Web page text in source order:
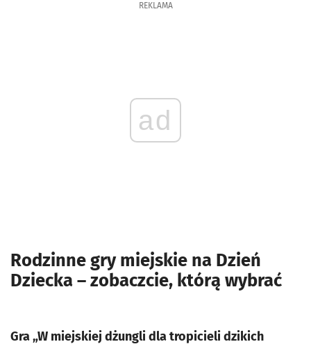
REKLAMA
ad
Rodzinne gry miejskie na Dzień
Dziecka – zobaczcie, którą wybrać
Gra „W miejskiej dżungli dla tropicieli dzikich